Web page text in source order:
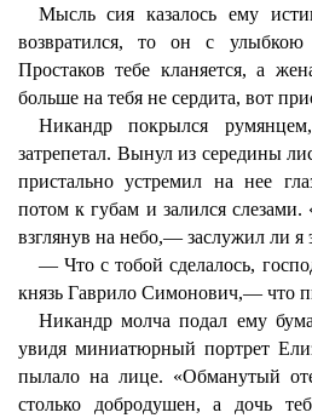
Мысль сия казалось ему
возвратился, то он с улыбкою
Простаков тебе кланяется, а
больше на тебя не сердита, вот
Никандр покрылся
затрепетал. Вынул из середины
пристально устремил на нее
потом к губам и залился
взглянув на небо,— заслужил ли я
— Что с тобой сделалось,
князь Гаврило Симонович,— что
Никандр молча подал ему
увидя миниатюрный портрет
пылало на лице. «Обманутый
столько добродушен, а дочь